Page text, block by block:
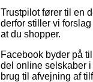
Trustpilot fører til en
derfor stiller vi
at du shopper.
Facebook byder på
del online selskaber
brug til afvejning af